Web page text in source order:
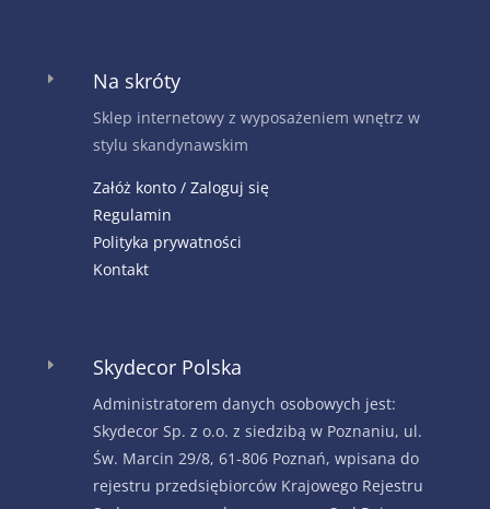
E Na skróty
Sklep internetowy z wyposażeniem wnętrz w
stylu skandynawskim
Załóż konto / Zaloguj się
Regulamin
Polityka prywatności
Kontakt
E Skydecor Polska
Administratorem danych osobowych jest:
Skydecor Sp. z o.o. z siedzibą w Poznaniu, ul.
Św. Marcin 29/8, 61-806 Poznań, wpisana do
rejestru przedsiębiorców Krajowego Rejestru